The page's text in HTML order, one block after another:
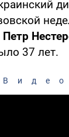
Петр
37 лет.